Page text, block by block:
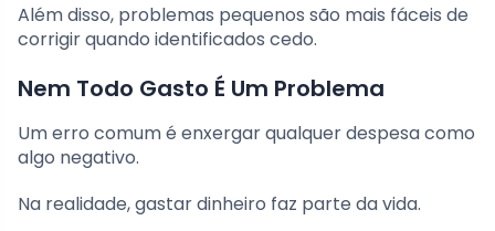
Além disso, problemas pequenos são mais fáceis de
corrigir quando identificados cedo.
Nem Todo Gasto É Um Problema
Um erro comum é enxergar qualquer despesa como
algo negativo.
Na realidade, gastar dinheiro faz parte da vida.